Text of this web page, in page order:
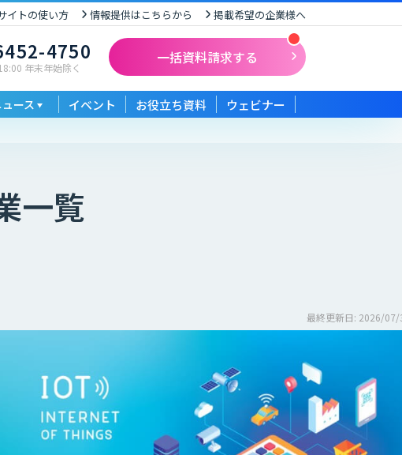
イトの使い方 情報提供はこちらから 掲載希望の企業様へ
4750
年末年始除く
一括資料請求する
ース イベント お役立ち資料 ウェビナー
一覧
最終更新日: 2026/07/